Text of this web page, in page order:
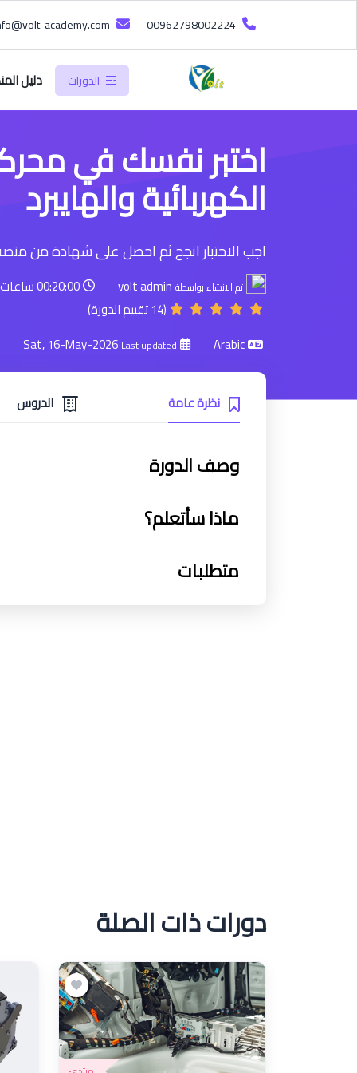
الدورات دليل
اختبر نفسك في
الكهربائية والهايبرد
اجب الاختبار انجح ثم احصل على شهادة من
تم الانشاء بواسطة volt admin 00:20:00 ساعات
(14 تقييم الدورة)
Arabic
Last updated
Sat, 16-May-2026
نظرة عامة الدروس
وصف الدورة
ماذا سأتعلم؟
متطلبات
دورات ذات الصلة